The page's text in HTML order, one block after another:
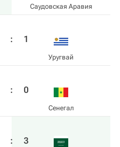
Саудовская Аравия
: 1
Уругвай
: 0
Сенегал
: 3